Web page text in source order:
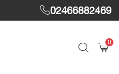
02466882469
0